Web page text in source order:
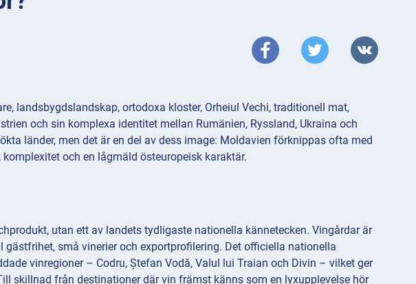
landsbygdslandskap, ortodoxa kloster, Orheiul Vechi, traditionell mat,
och sin komplexa identitet mellan Rumänien, Ryssland, Ukraina och
länder, men det är en del av dess image: Moldavien förknippas ofta med
och en lågmäld östeuropeisk karaktär.
utan ett av landets tydligaste nationella kännetecken. Vingårdar är
små vinerier och exportprofilering. Det officiella nationella
vinregioner – Codru, Ștefan Vodă, Valul lui Traian och Divin – vilket ger
skillnad från destinationer där vin främst känns som en lyxupplevelse hör